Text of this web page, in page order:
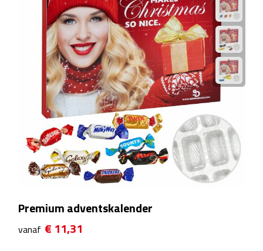
Opvouwbare drinkfles
Drinkflessen met karabijnhaak
Sportflessen
Thermosflessen
Waterflesjes
Waterflessen
Drinkglazen
Glazen & karaffen
Premium adventskalender
vanaf € 11,31